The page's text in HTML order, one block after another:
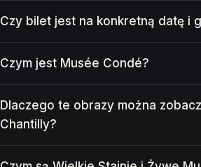
Czy bilet jest na konkretną datę i
Czym jest Musée Condé?
Dlaczego te obrazy można
Chantilly?